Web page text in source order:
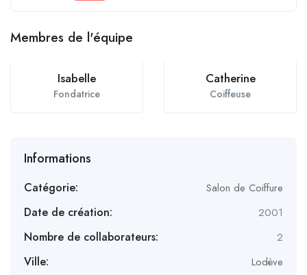
Membres de l'équipe
Isabelle
Fondatrice
Catherine
Coiffeuse
Informations
Catégorie: Salon de Coiffure
Date de création: 2001
Nombre de collaborateurs: 2
Ville: Lodève